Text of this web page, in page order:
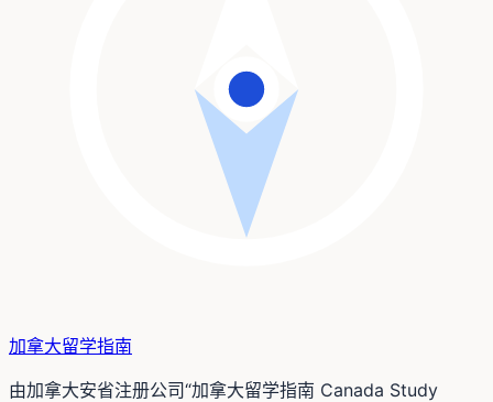
加拿大留学指南
由加拿大安省注册公司“加拿大留学指南 Canada Study